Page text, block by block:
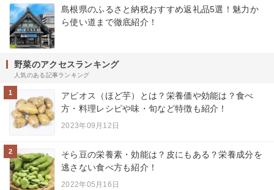
島根県のふるさと納税おすすめ返礼品5選！魅力か
ら使い道まで徹底紹介！
野菜のアクセスランキング
人気のある記事ランキング
1
アピオス（ほど芋）とは？栄養価や効能は？食べ
方・料理レシピや味・旬など特徴も紹介！
2023年09月12日
2
そら豆の栄養素・効能は？皮にもある？栄養成分を
逃さない食べ方も紹介！
2022年05月16日